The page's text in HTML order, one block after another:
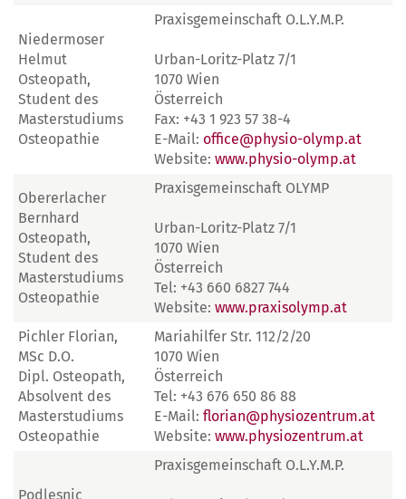
Niedermoser
Helmut
Osteopath,
Student des
Masterstudiums
Osteopathie
Praxisgemeinschaft O.L.Y.M.P.
Urban-Loritz-Platz 7/1
1070 Wien
Österreich
Fax: +43 1 923 57 38-4
E-Mail: office@physio-olymp.at
Website: www.physio-olymp.at
Obererlacher
Bernhard
Osteopath,
Student des
Masterstudiums
Osteopathie
Praxisgemeinschaft OLYMP
Urban-Loritz-Platz 7/1
1070 Wien
Österreich
Tel: +43 660 6827 744
Website: www.praxisolymp.at
Pichler Florian,
MSc D.O.
Dipl. Osteopath,
Absolvent des
Masterstudiums
Osteopathie
Mariahilfer Str. 112/2/20
1070 Wien
Österreich
Tel: +43 676 650 86 88
E-Mail: florian@physiozentrum.at
Website: www.physiozentrum.at
Podlesnic
Praxisgemeinschaft O.L.Y.M.P.